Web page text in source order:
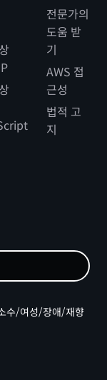
전문가의
도움 받
기
AWS 접
근성
법적 고
지
수/여성/장애/재향